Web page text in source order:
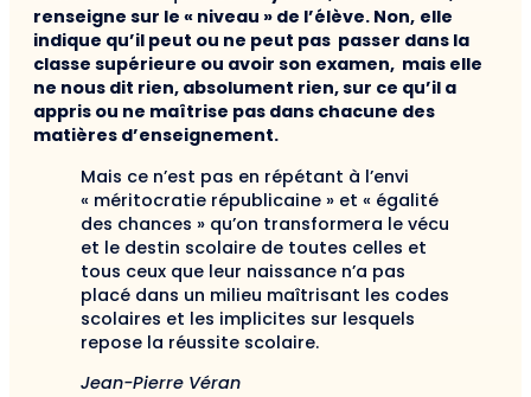
renseigne sur le « niveau » de l’élève. Non, elle
indique qu’il peut ou ne peut pas passer dans la
classe supérieure ou avoir son examen, mais elle
ne nous dit rien, absolument rien, sur ce qu’il a
appris ou ne maîtrise pas dans chacune des
matières d’enseignement.
Mais ce n’est pas en répétant à l’envi
« méritocratie républicaine » et « égalité
des chances » qu’on transformera le vécu
et le destin scolaire de toutes celles et
tous ceux que leur naissance n’a pas
placé dans un milieu maîtrisant les codes
scolaires et les implicites sur lesquels
repose la réussite scolaire.
Jean-Pierre Véran